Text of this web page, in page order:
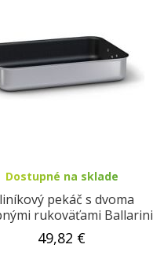
Dostupné na sklade
pekáč s dvoma
rukoväťami Ballarini
2040.35
49,82 €